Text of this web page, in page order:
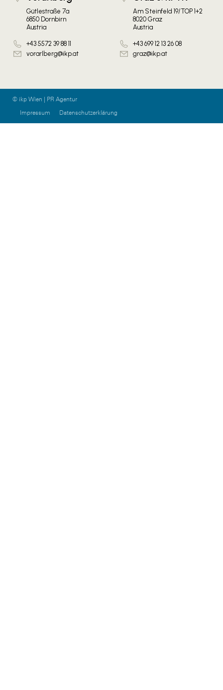
Gütlestraße 7a
6850 Dornbirn
Austria
+43 5572 39 88 11
vorarlberg@ikp.at
Am Steinfeld 19/TOP 1+2
8020 Graz
Austria
+43 699 12 13 26 08
graz@ikp.at
© ikp Wien | PR Agentur
Impressum
Datenschutzerklärung